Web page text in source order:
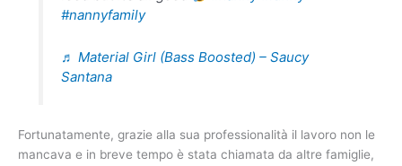
#nannyfamily
♬ Material Girl (Bass Boosted) – Saucy
Santana
Fortunatamente, grazie alla sua professionalità il lavoro non le
mancava e in breve tempo è stata chiamata da altre famiglie,